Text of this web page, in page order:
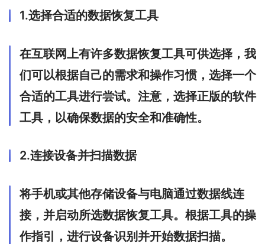
1.选择合适的数据恢复工具
在互联网上有许多数据恢复工具可供选择，我
们可以根据自己的需求和操作习惯，选择一个
合适的工具进行尝试。注意，选择正版的软件
工具，以确保数据的安全和准确性。
2.连接设备并扫描数据
将手机或其他存储设备与电脑通过数据线连
接，并启动所选数据恢复工具。根据工具的操
作指引，进行设备识别并开始数据扫描。